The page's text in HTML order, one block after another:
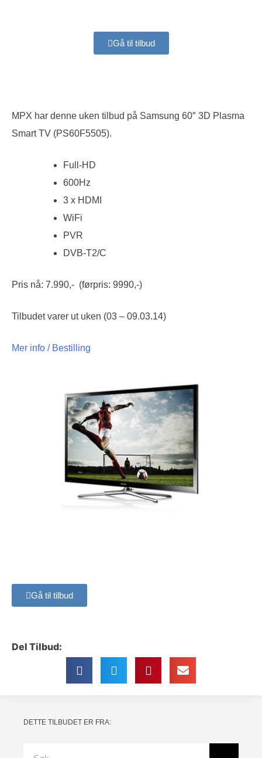
Gå til tilbud
MPX har denne uken tilbud på Samsung 60″ 3D Plasma
Smart TV (PS60F5505).
Full-HD
600Hz
3 x HDMI
WiFi
PVR
DVB-T2/C
Pris nå: 7.990,- (førpris: 9990,-)
Tilbudet varer ut uken (03 – 09.03.14)
Mer info / Bestilling
Gå til tilbud
Del Tilbud:
DETTE TILBUDET ER FRA: